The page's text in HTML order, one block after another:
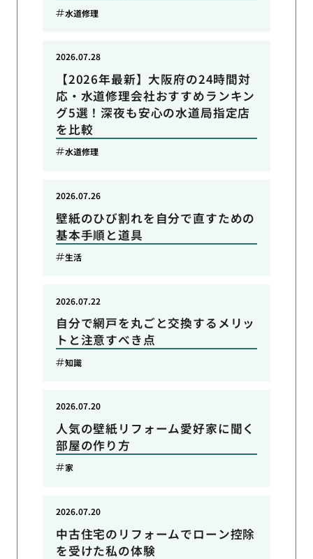
水道修理
【2026年最新】大阪府の24時間対
応・水道修理会社おすすめランキン
グ5選！深夜も安心の水道局指定店
を比較
2026.07.28
水道修理
壁紙のひび割れを自分で直すための
基本手順と道具
2026.07.26
生活
自分で網戸を丸ごと交換するメリッ
トと注意すべき点
2026.07.22
知識
人気の壁紙リフォーム愛好家に聞く
部屋の作り方
2026.07.20
家
中古住宅のリフォームでローン控除
を受けた私の体験
2026.07.20